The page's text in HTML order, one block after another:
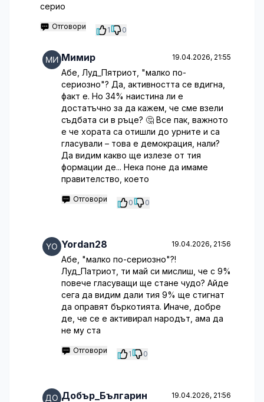
серио
Отговори 1 0
Мимир 19.04.2026, 21:55
Абе, Луд_Пятриот, "малко по-
сериозно"? Да, активността се вдигна,
факт е. Но 34% наистина ли е
достатъчно за да кажем, че сме взели
съдбата си в ръце? 🤔 Все пак, важното
е че хората са отишли до урните и са
гласували – това е демокрация, нали?
Да видим какво ще излезе от тия
формации де... Нека поне да имаме
правителство, което
Отговори 0 0
Yordan28 19.04.2026, 21:56
Абе, "малко по-сериозно"?!
Луд_Патриот, ти май си мислиш, че с 9%
повече гласуващи ще стане чудо? Айде
сега да видим дали тия 9% ще стигнат
да оправят бъркотията. Иначе, добре
де, че се е активирал народът, ама да
не му ста
Отговори 1 0
Добър_Българин 19.04.2026, 21:56